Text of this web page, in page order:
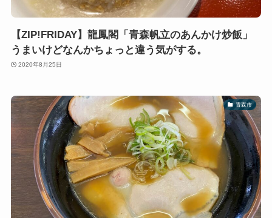
【ZIP!FRIDAY】龍鳳閣「青森帆立のあんかけ炒飯」
うまいけどなんかちょっと違う気がする。
2020年8月25日
青森市